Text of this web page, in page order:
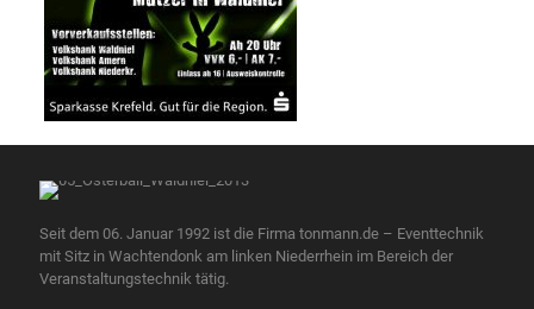
Seit dem 06. Januar 1992 ist die Firma tonmann.de – Eventtechnik
mit Sitz in Wachtendonk am linken Niederrhein im Bereich der
Veranstaltungstechnik tätig.